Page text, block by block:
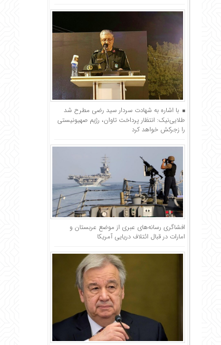
با اشاره به شهادت سردار سید رضی مطرح شد
طلایی‌نیک: انتظار پرداخت تاوان، رژیم صهیونیستی
را زجرکش خواهد کرد
افشاگری رسانه‌های عبری از موضع عربستان و
امارات در قبال ائتلاف دریایی آمریکا